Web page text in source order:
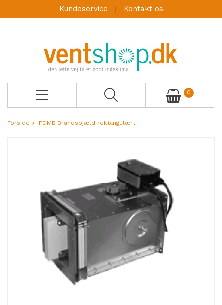
Kundeservice Kontakt os
0
Forside FDMB Brandspjæld rektangulært